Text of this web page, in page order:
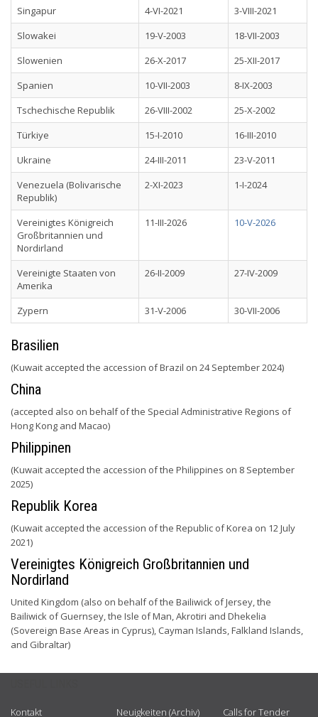
Singapur
4-VI-2021
3-VIII-2021
Slowakei
19-V-2003
18-VII-2003
Slowenien
26-X-2017
25-XII-2017
Spanien
10-VII-2003
8-IX-2003
Tschechische Republik
26-VIII-2002
25-X-2002
Türkiye
15-I-2010
16-III-2010
Ukraine
24-III-2011
23-V-2011
Venezuela (Bolivarische
Republik)
2-XI-2023 1-I-2024
Vereinigtes Königreich
Großbritannien und
Nordirland
11-III-2026 10-V-2026
Vereinigte Staaten von
Amerika
26-II-2009 27-IV-2009
Zypern 31-V-2006 30-VII-2006
Brasilien
(Kuwait accepted the accession of Brazil on 24 September 2024)
China
(accepted also on behalf of the Special Administrative Regions of
Hong Kong and Macao)
Philippinen
(Kuwait accepted the accession of the Philippines on 8 September
2025)
Republik Korea
(Kuwait accepted the accession of the Republic of Korea on 12 July
2021)
Vereinigtes Königreich Großbritannien und
Nordirland
United Kingdom (also on behalf of the Bailiwick of Jersey, the
Bailiwick of Guernsey, the Isle of Man, Akrotiri and Dhekelia
(Sovereign Base Areas in Cyprus), Cayman Islands, Falkland Islands,
and Gibraltar)
Kontakt Neuigkeiten (Archiv) Calls for Tender